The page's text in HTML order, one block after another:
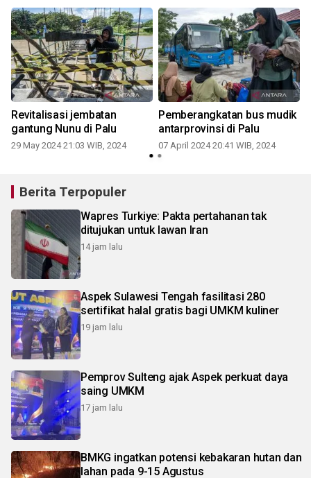
Revitalisasi jembatan
gantung Nunu di Palu
29 May 2024 21:03 WIB, 2024
Pemberangkatan bus mudik
antarprovinsi di Palu
07 April 2024 20:41 WIB, 2024
Berita Terpopuler
Wapres Turkiye: Pakta pertahanan tak
ditujukan untuk lawan Iran
14 jam lalu
Aspek Sulawesi Tengah fasilitasi 280
sertifikat halal gratis bagi UMKM kuliner
19 jam lalu
Pemprov Sulteng ajak Aspek perkuat daya
saing UMKM
17 jam lalu
BMKG ingatkan potensi kebakaran hutan dan
lahan pada 9-15 Agustus